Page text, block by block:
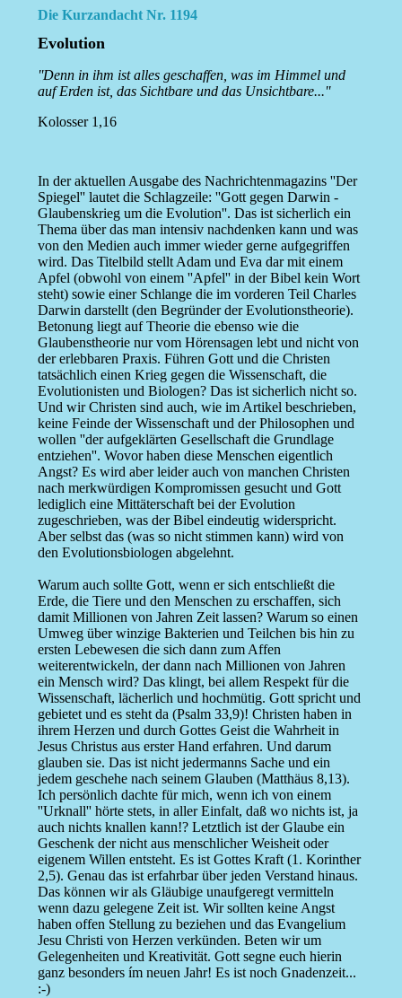
Die Kurzandacht Nr. 1194
Evolution
''Denn in ihm ist alles geschaffen, was im Himmel und
auf Erden ist, das Sichtbare und das Unsichtbare...''
Kolosser 1,16
In der aktuellen Ausgabe des Nachrichtenmagazins ''Der
Spiegel'' lautet die Schlagzeile: ''Gott gegen Darwin -
Glaubenskrieg um die Evolution''. Das ist sicherlich ein
Thema über das man intensiv nachdenken kann und was
von den Medien auch immer wieder gerne aufgegriffen
wird. Das Titelbild stellt Adam und Eva dar mit einem
Apfel (obwohl von einem ''Apfel'' in der Bibel kein Wort
steht) sowie einer Schlange die im vorderen Teil Charles
Darwin darstellt (den Begründer der Evolutionstheorie).
Betonung liegt auf Theorie die ebenso wie die
Glaubenstheorie nur vom Hörensagen lebt und nicht von
der erlebbaren Praxis. Führen Gott und die Christen
tatsächlich einen Krieg gegen die Wissenschaft, die
Evolutionisten und Biologen? Das ist sicherlich nicht so.
Und wir Christen sind auch, wie im Artikel beschrieben,
keine Feinde der Wissenschaft und der Philosophen und
wollen ''der aufgeklärten Gesellschaft die Grundlage
entziehen''. Wovor haben diese Menschen eigentlich
Angst? Es wird aber leider auch von manchen Christen
nach merkwürdigen Kompromissen gesucht und Gott
lediglich eine Mittäterschaft bei der Evolution
zugeschrieben, was der Bibel eindeutig widerspricht.
Aber selbst das (was so nicht stimmen kann) wird von
den Evolutionsbiologen abgelehnt.
Warum auch sollte Gott, wenn er sich entschließt die
Erde, die Tiere und den Menschen zu erschaffen, sich
damit Millionen von Jahren Zeit lassen? Warum so einen
Umweg über winzige Bakterien und Teilchen bis hin zu
ersten Lebewesen die sich dann zum Affen
weiterentwickeln, der dann nach Millionen von Jahren
ein Mensch wird? Das klingt, bei allem Respekt für die
Wissenschaft, lächerlich und hochmütig. Gott spricht und
gebietet und es steht da (Psalm 33,9)! Christen haben in
ihrem Herzen und durch Gottes Geist die Wahrheit in
Jesus Christus aus erster Hand erfahren. Und darum
glauben sie. Das ist nicht jedermanns Sache und ein
jedem geschehe nach seinem Glauben (Matthäus 8,13).
Ich persönlich dachte für mich, wenn ich von einem
''Urknall'' hörte stets, in aller Einfalt, daß wo nichts ist, ja
auch nichts knallen kann!? Letztlich ist der Glaube ein
Geschenk der nicht aus menschlicher Weisheit oder
eigenem Willen entsteht. Es ist Gottes Kraft (1. Korinther
2,5). Genau das ist erfahrbar über jeden Verstand hinaus.
Das können wir als Gläubige unaufgeregt vermitteln
wenn dazu gelegene Zeit ist. Wir sollten keine Angst
haben offen Stellung zu beziehen und das Evangelium
Jesu Christi von Herzen verkünden. Beten wir um
Gelegenheiten und Kreativität. Gott segne euch hierin
ganz besonders ím neuen Jahr! Es ist noch Gnadenzeit...
:-)